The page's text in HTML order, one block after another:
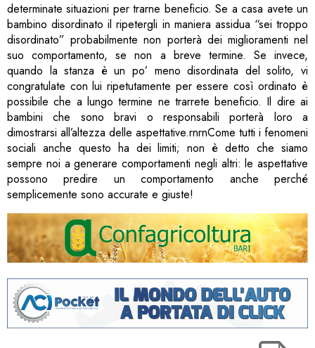
determinate situazioni per trarne beneficio. Se a casa avete un
bambino disordinato il ripetergli in maniera assidua “sei troppo
disordinato” probabilmente non porterà dei miglioramenti nel
suo comportamento, se non a breve termine. Se invece,
quando la stanza è un po’ meno disordinata del solito, vi
congratulate con lui ripetutamente per essere così ordinato è
possibile che a lungo termine ne trarrete beneficio. Il dire ai
bambini che sono bravi o responsabili porterà loro a
dimostrarsi all’altezza delle aspettative.rnrnCome tutti i fenomeni
sociali anche questo ha dei limiti; non è detto che siamo
sempre noi a generare comportamenti negli altri: le aspettative
possono predire un comportamento anche perché
semplicemente sono accurate e giuste!